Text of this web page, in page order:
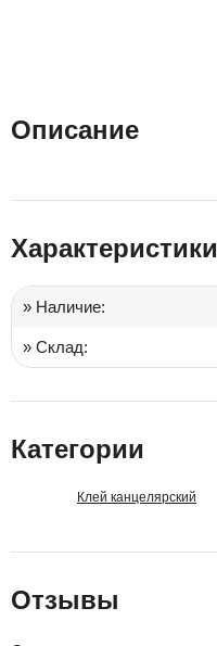
Описание
Характеристики
» Наличие:
» Склад:
Категории
Клей канцелярский
Отзывы